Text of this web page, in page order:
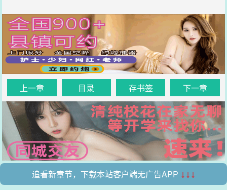
上一章 目录 存书签 下一章
追看新章节，下载本站客户端无广告APP ↓↓↓